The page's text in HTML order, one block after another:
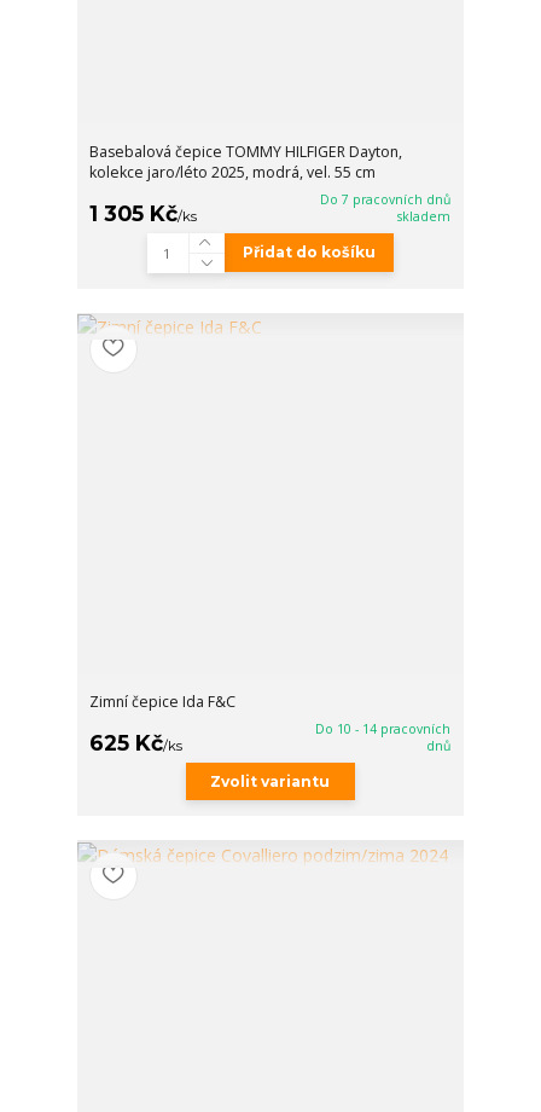
Basebalová čepice TOMMY HILFIGER Dayton,
kolekce jaro/léto 2025, modrá, vel. 55 cm
1 305 Kč/ks
Do 7 pracovních dnů
skladem
Přidat do košíku
Zimní čepice Ida F&C
625 Kč/ks
Do 10 - 14 pracovních
dnů
Zvolit variantu